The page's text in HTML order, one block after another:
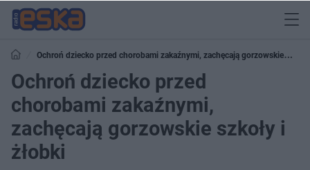
Ochroń dziecko przed chorobami zakaźnymi, zachęcają gorzowskie
szkoły i żłobki
Ochroń dziecko przed
chorobami zakaźnymi,
zachęcają gorzowskie szkoły i
żłobki